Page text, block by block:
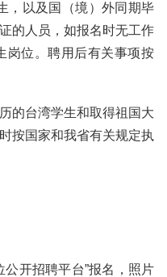
，以及国（境）外同期毕
的人员，如报名时无工作
岗位。聘用后有关事项按
的台湾学生和取得祖国大
按国家和我省有关规定执
公开招聘平台”报名，照片